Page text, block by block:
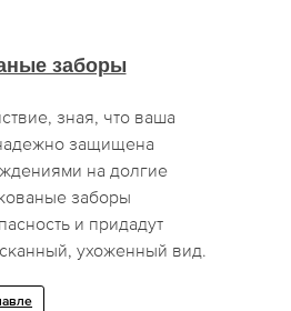
заборы
зная, что ваша
защищена
на долгие
заборы
и придадут
ухоженный вид.